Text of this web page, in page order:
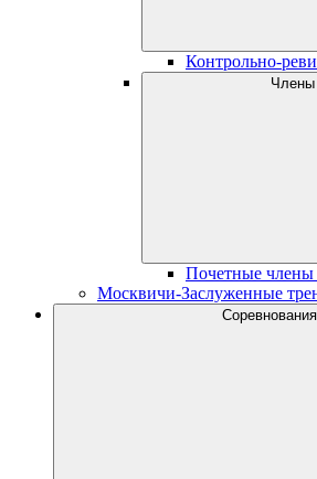
Контрольно-
Почетные
Москвичи-Заслуженные
Соревнования